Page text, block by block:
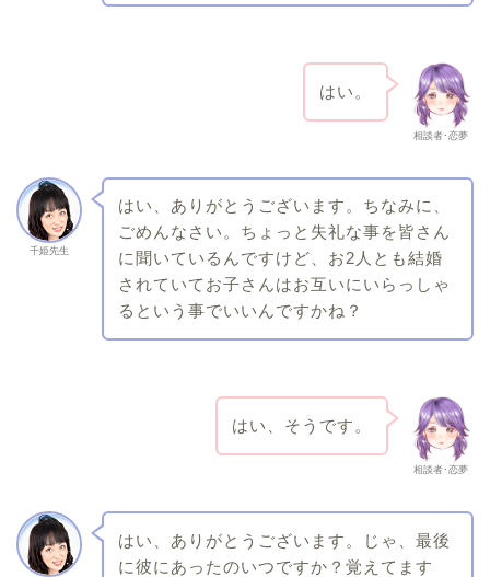
相談者･恋夢
はい。
千姫先生
はい、ありがとうございます。ちなみに、
ごめんなさい。ちょっと失礼な事を皆さん
に聞いているんですけど、お2人とも結婚
されていてお子さんはお互いにいらっしゃ
るという事でいいんですかね？
相談者･恋夢
はい、そうです。
はい、ありがとうございます。じゃ、最後
に彼にあったのいつですか？覚えてます